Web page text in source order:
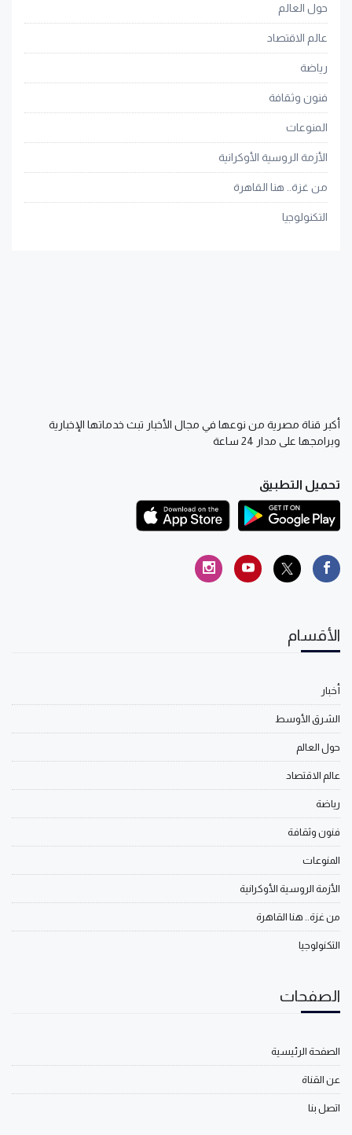
حول العالم
عالم الاقتصاد
رياضة
فنون وثقافة
المنوعات
الأزمة الروسية الأوكرانية
من غزة.. هنا القاهرة
التكنولوجيا
أكبر قناة مصرية من نوعها في مجال الأخبار تبث خدماتها الإخبارية
وبرامجها على مدار 24 ساعة
تحميل التطبيق
الأقسام
أخبار
الشرق الأوسط
حول العالم
عالم الاقتصاد
رياضة
فنون وثقافة
المنوعات
الأزمة الروسية الأوكرانية
من غزة.. هنا القاهرة
التكنولوجيا
الصفحات
الصفحة الرئيسية
عن القناة
اتصل بنا